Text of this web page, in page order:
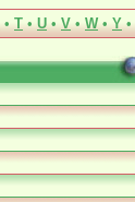
• T • U • V • W • Y •